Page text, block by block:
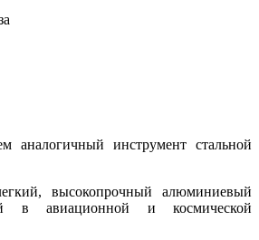
аналогичный инструмент стальной
высокопрочный алюминиевый
в авиационной и космической